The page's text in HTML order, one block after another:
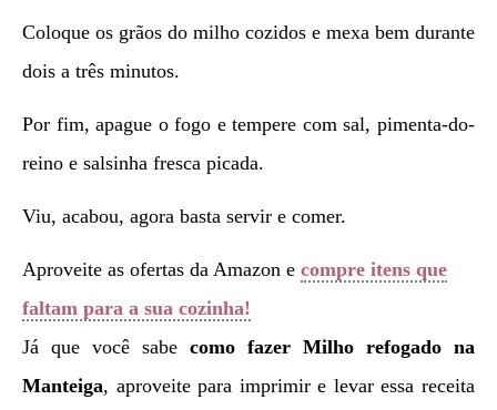
Coloque os grãos do milho cozidos e mexa bem durante
dois a três minutos.
Por fim, apague o fogo e tempere com sal, pimenta-do-
reino e salsinha fresca picada.
Viu, acabou, agora basta servir e comer.
Aproveite as ofertas da Amazon e compre itens que
faltam para a sua cozinha!
Já que você sabe como fazer Milho refogado na
Manteiga, aproveite para imprimir e levar essa receita